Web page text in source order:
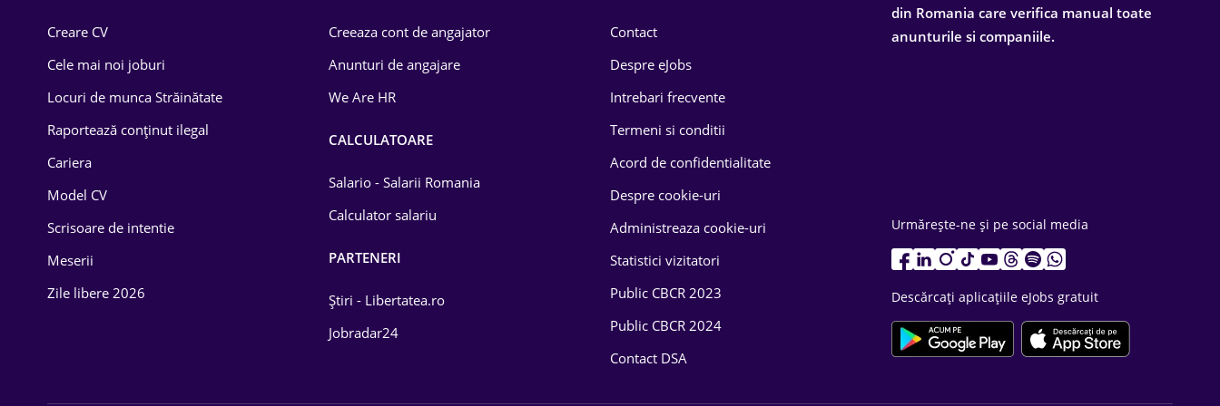
Drept
Educație / Training
Energetică
Farma
Creare CV
Cele mai noi joburi
Locuri de munca Străinătate
Raportează conținut ilegal
Cariera
Model CV
Scrisoare de intentie
Meserii
Zile libere 2026
Creeaza cont de angajator
Anunturi de angajare
We Are HR
CALCULATOARE
Salario - Salarii Romania
Calculator salariu
PARTENERI
Știri - Libertatea.ro
Jobradar24
Contact
Despre eJobs
Intrebari frecvente
Termeni si conditii
Acord de confidentialitate
Despre cookie-uri
Administreaza cookie-uri
Statistici vizitatori
Public CBCR 2023
Public CBCR 2024
Contact DSA
din Romania care verifica manual toate
anunturile si companiile.
Urmărește-ne și pe social media
Descărcați aplicațiile eJobs gratuit